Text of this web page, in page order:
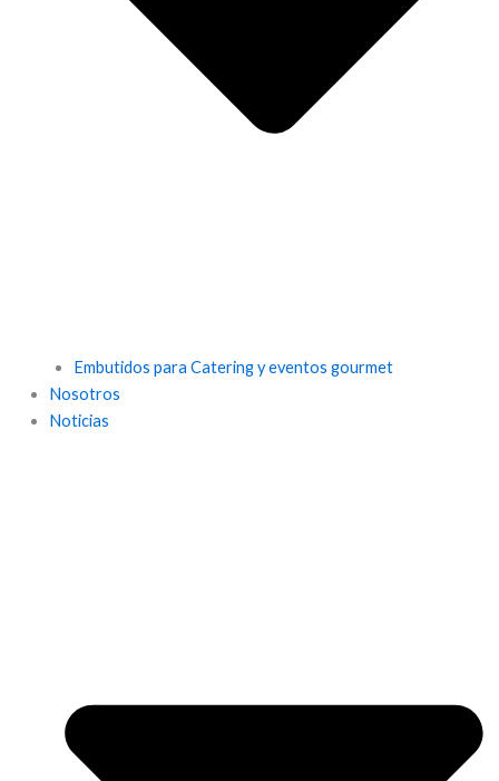
Embutidos para Catering y eventos gourmet
Nosotros
Noticias